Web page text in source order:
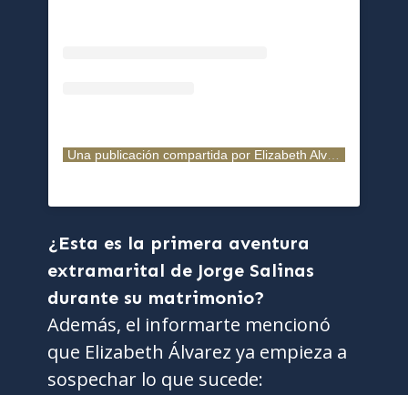
Una publicación compartida por Elizabeth Alvarez (@cuquitaoficial_)
¿Esta es la primera aventura
extramarital de Jorge Salinas
durante su matrimonio?
Además, el informarte mencionó
que Elizabeth Álvarez ya empieza a
sospechar lo que sucede: